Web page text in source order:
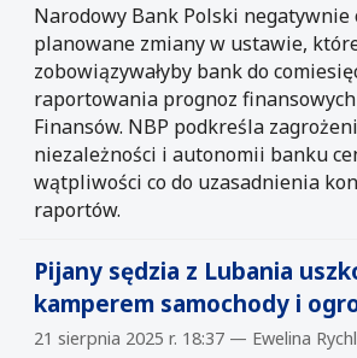
Narodowy Bank Polski negatywnie
planowane zmiany w ustawie,
zobowiązywałyby bank do
raportowania prognoz
Finansów. NBP podkreśla
niezależności i autonomii banku
wątpliwości co do uzasadnienia
raportów.
Pijany sędzia z Lubania
kamperem samochody i
21 sierpnia 2025 r. 18:37 — Ewelina